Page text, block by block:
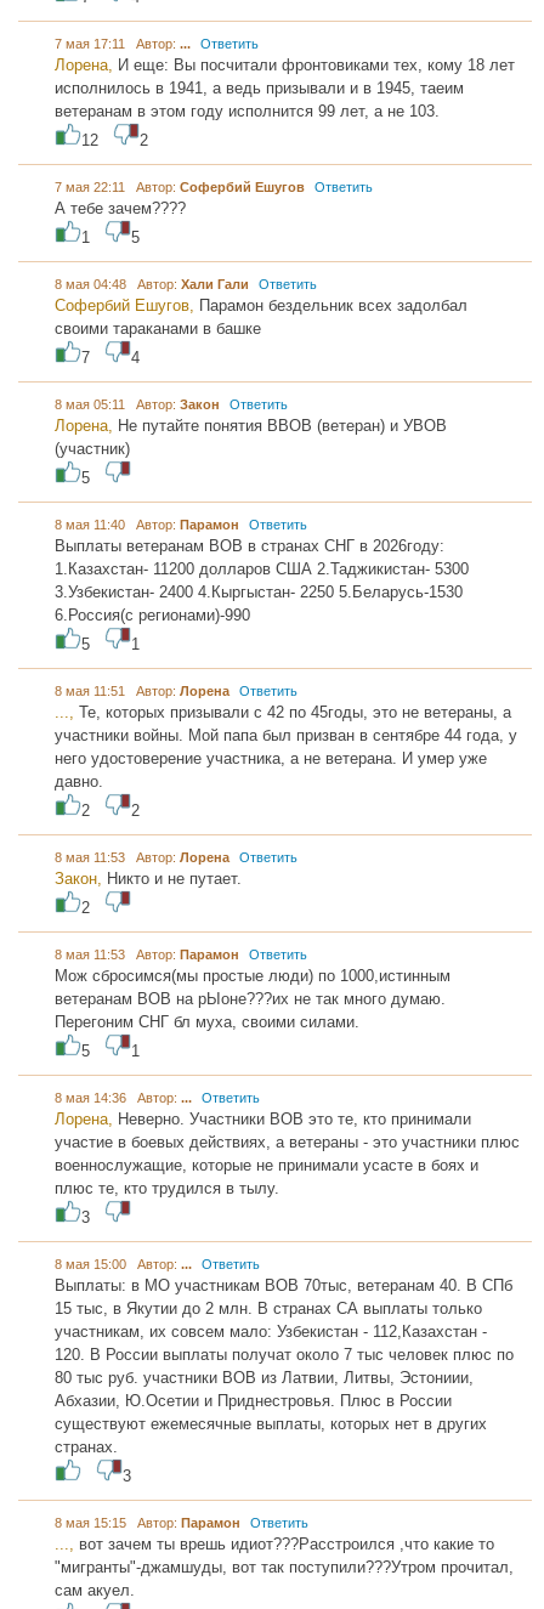
7 мая 17:11 Автор: ... Ответить
Лорена, И еще: Вы посчитали фронтовиками тех, кому 18 лет
исполнилось в 1941, а ведь призывали и в 1945, таеим
ветеранам в этом году исполнится 99 лет, а не 103.
12
2
7 мая 22:11 Автор: Софербий Ешугов Ответить
А тебе зачем????
1
5
8 мая 04:48 Автор: Хали Гали Ответить
Софербий Ешугов, Парамон бездельник всех задолбал
своими тараканами в башке
7
4
8 мая 05:11 Автор: Закон Ответить
Лорена, Не путайте понятия ВВОВ (ветеран) и УВОВ
(участник)
5
8 мая 11:40 Автор: Парамон Ответить
Выплаты ветеранам ВОВ в странах СНГ в 2026году:
1.Казахстан- 11200 долларов США 2.Таджикистан- 5300
3.Узбекистан- 2400 4.Кыргыстан- 2250 5.Беларусь-1530
6.Россия(с регионами)-990
5
1
8 мая 11:51 Автор: Лорена Ответить
..., Те, которых призывали с 42 по 45годы, это не ветераны, а
участники войны. Мой папа был призван в сентябре 44 года, у
него удостоверение участника, а не ветерана. И умер уже
давно.
2
2
8 мая 11:53 Автор: Лорена Ответить
Закон, Никто и не путает.
2
8 мая 11:53 Автор: Парамон Ответить
Мож сбросимся(мы простые люди) по 1000,истинным
ветеранам ВОВ на рЫоне???их не так много думаю.
Перегоним СНГ бл муха, своими силами.
5
1
8 мая 14:36 Автор: ... Ответить
Лорена, Неверно. Участники ВОВ это те, кто принимали
участие в боевых действиях, а ветераны - это участники плюс
военнослужащие, которые не принимали усасте в боях и
плюс те, кто трудился в тылу.
3
8 мая 15:00 Автор: ... Ответить
Выплаты: в МО участникам ВОВ 70тыс, ветеранам 40. В СПб
15 тыс, в Якутии до 2 млн. В странах СА выплаты только
участникам, их совсем мало: Узбекистан - 112,Казахстан -
120. В России выплаты получат около 7 тыс человек плюс по
80 тыс руб. участники ВОВ из Латвии, Литвы, Эстониии,
Абхазии, Ю.Осетии и Приднестровья. Плюс в России
существуют ежемесячные выплаты, которых нет в других
странах.
3
8 мая 15:15 Автор: Парамон Ответить
..., вот зачем ты врешь идиот???Расстроился ,что какие то
"мигранты"-джамшуды, вот так поступили???Утром прочитал,
сам акуел.